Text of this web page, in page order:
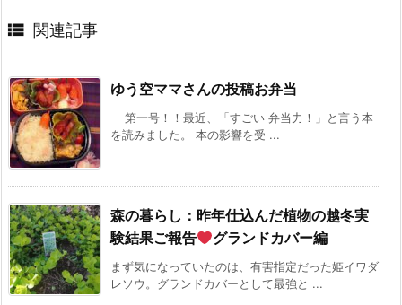
 関連記事
ゆう空ママさんの投稿お弁当
第一号！！最近、「すごい 弁当力！」と言う本
を読みました。 本の影響を受 ...
森の暮らし：昨年仕込んだ植物の越冬実
験結果ご報告
グランドカバー編
まず気になっていたのは、有害指定だった姫イワダ
レソウ。グランドカバーとして最強と ...